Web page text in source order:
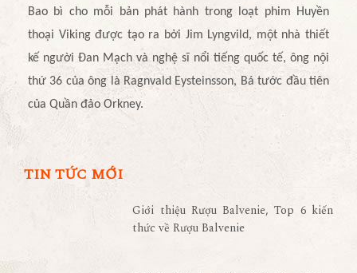
Bao bì cho mỗi bản phát hành trong loạt phim Huyền
thoại Viking được tạo ra bởi Jim Lyngvild, một nhà thiết
kế người Đan Mạch và nghệ sĩ nổi tiếng quốc tế, ông nội
thứ 36 của ông là Ragnvald Eysteinsson, Bá tước đầu tiên
của Quần đảo Orkney.
TIN TỨC MỚI
Giới thiệu Rượu Balvenie, Top 6 kiến
thức về Rượu Balvenie